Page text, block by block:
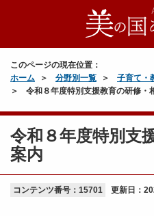
このページの現在位置：
ホーム
分野別一覧 子育て・
令和８年度特別支援教育の研修・
令和８年度特別支
案内
コンテンツ番号：15701 更新日：